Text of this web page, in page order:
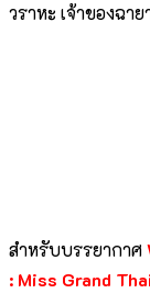
วราหะ เจ้าของฉา
สำหรับบรรยากาศ
: Miss Grand